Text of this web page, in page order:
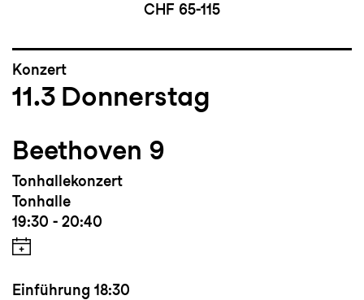
CHF 65-115
Konzert
11.3 Donnerstag
Beethoven 9
Tonhallekonzert
Tonhalle
19:30 - 20:40
Einführung 18:30